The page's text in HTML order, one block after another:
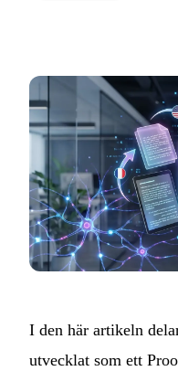
I den här artikeln
utvecklat som ett